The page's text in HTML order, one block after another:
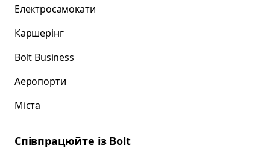
Електросамокати
Каршерінг
Bolt Business
Аеропорти
Міста
Співпрацюйте із Bolt